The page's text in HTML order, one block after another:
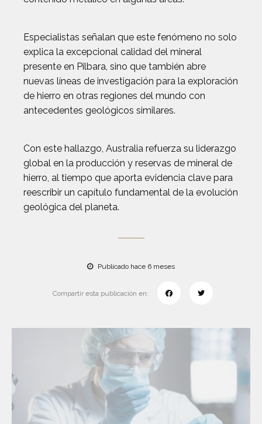
Especialistas señalan que este fenómeno no solo
explica la excepcional calidad del mineral
presente en Pilbara, sino que también abre
nuevas líneas de investigación para la exploración
de hierro en otras regiones del mundo con
antecedentes geológicos similares.
Con este hallazgo, Australia refuerza su liderazgo
global en la producción y reservas de mineral de
hierro, al tiempo que aporta evidencia clave para
reescribir un capítulo fundamental de la evolución
geológica del planeta.
Publicado hace 6 meses
Compartir esta publicación en: